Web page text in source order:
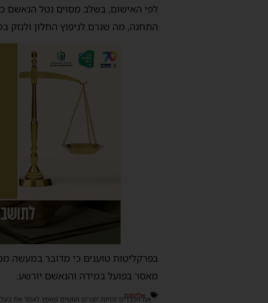
לפי האישום, בשלב מסוים נטל הנאשם
התחנה, מה שגרם לניפוץ החלון ולנזק
בפרקליטות טוענים כי מדובר במעשה
מאסר בפועל במידה והנאשם יורשע.
אלימות
אנו מכבדים זכויות יוצרים ועושים מאמץ לאתר את